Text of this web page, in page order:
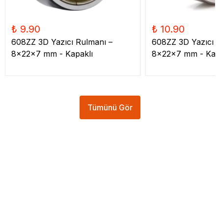
₺ 9.90
608ZZ 3D Yazıcı Rulmanı –
8x22x7 mm - Kapaklı
₺ 10.90
608ZZ 3D Yazıcı
8x22x7 mm -
Tümünü Gör